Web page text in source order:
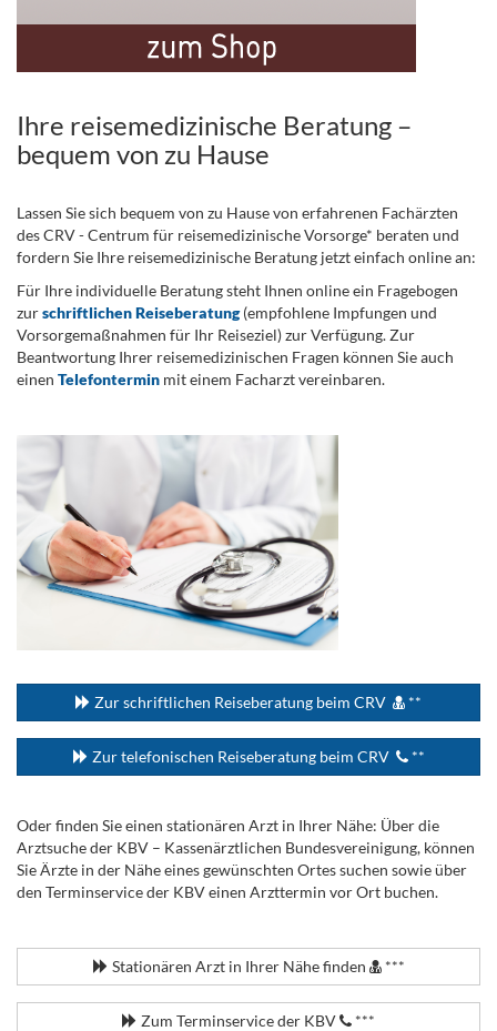
Ihre reisemedizinische Beratung –
bequem von zu Hause
Lassen Sie sich bequem von zu Hause von erfahrenen Fachärzten
des CRV - Centrum für reisemedizinische Vorsorge* beraten und
fordern Sie Ihre reisemedizinische Beratung jetzt einfach online an:
Für Ihre individuelle Beratung steht Ihnen online ein Fragebogen
zurschriftlichen Reiseberatung(empfohlene Impfungen und
Vorsorgemaßnahmen für Ihr Reiseziel) zur Verfügung. Zur
Beantwortung Ihrer reisemedizinischen Fragen können Sie auch
einen Telefontermin mit einem Facharzt vereinbaren.
Zur schriftlichen Reiseberatung beim CRV **
Zur telefonischen Reiseberatung beim CRV **
Oder finden Sie einen stationären Arzt in Ihrer Nähe: Über die
Arztsuche der KBV – Kassenärztlichen Bundesvereinigung, können
Sie Ärzte in der Nähe eines gewünschten Ortes suchen sowie über
den Terminservice der KBV einen Arzttermin vor Ort buchen.
Stationären Arzt in Ihrer Nähe finden ***
Zum Terminservice der KBV ***